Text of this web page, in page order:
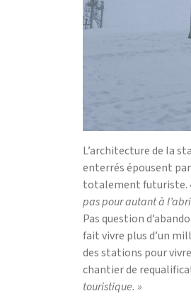
L’architecture de la
enterrés épousent
totalement futuriste.
pas pour autant à
Pas question
fait vivre plus d’un
des stations pour
chantier de
touristique. »